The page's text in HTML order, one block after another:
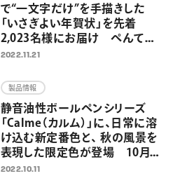
で“一文字だけ”を手描きした
「いさぎよい年賀状」を先着
2,023名様にお届け ぺんてる
に年賀状を送ると筆ペンが当た
2022.11.21
製品情報
静音油性ボールペンシリーズ
「Calme（カルム）」に、日常に溶
け込む新定番色と、 秋の風景を
表現した限定色が登場 10月
20日（木）より発売開始
2022.10.11